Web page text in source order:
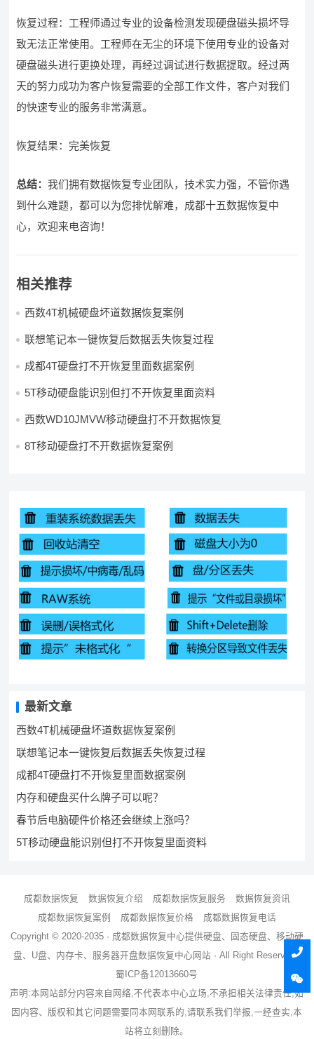
恢复过程：工程师通过专业的设备检测发现硬盘磁头损坏导
致无法正常使用。工程师在无尘的环境下使用专业的设备对
硬盘磁头进行更换处理，再经过调试进行数据提取。经过两
天的努力成功为客户恢复需要的全部工作文件，客户对我们
的快速专业的服务非常满意。
恢复结果：完美恢复
总结：我们拥有数据恢复专业团队，技术实力强，不管你遇
到什么难题，都可以为您排忧解难，成都十五数据恢复中
心，欢迎来电咨询！
相关推荐
西数4T机械硬盘坏道数据恢复案例
联想笔记本一键恢复后数据丢失恢复过程
成都4T硬盘打不开恢复里面数据案例
5T移动硬盘能识别但打不开恢复里面资料
西数WD10JMVW移动硬盘打不开数据恢复
8T移动硬盘打不开数据恢复案例
最新文章
西数4T机械硬盘坏道数据恢复案例
联想笔记本一键恢复后数据丢失恢复过程
成都4T硬盘打不开恢复里面数据案例
内存和硬盘买什么牌子可以呢？
春节后电脑硬件价格还会继续上涨吗？
5T移动硬盘能识别但打不开恢复里面资料
成都数据恢复 数据恢复介绍 成都数据恢复服务
数据恢复资讯
成都数据恢复案例
成都数据恢复价格
成都数据恢复电话
Copyright © 2020-2035 · 成都数据恢复中心提供硬盘、固态硬盘、移动硬
盘、U盘、内存卡、服务器开盘数据恢复中心网站 · All Right Reserved ·
蜀ICP备12013660号
声明:本网站部分内容来自网络,不代表本中心立场,不承担相关法律责任,如
因内容、版权和其它问题需要同本网联系的,请联系我们举报,一经查实,本
站将立刻删除。